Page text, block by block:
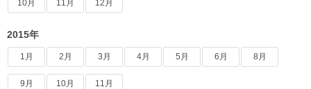
10月 11月 12月
2015年
1月 2月 3月 4月 5月 6月 8月
9月 10月 11月